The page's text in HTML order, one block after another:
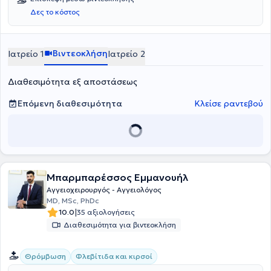
Δες το κόστος
Ιατρείο 1 ΒιντεοκλήσηΙατρείο 2
Διαθεσιμότητα εξ αποστάσεως
Επόμενη διαθεσιμότητα
Κλείσε ραντεβού
Μπαρμπαρέσσος Εμμανουήλ
Αγγειοχειρουργός - Αγγειολόγος
MD, MSc, PhDc
10.0|35 αξιολογήσεις
Διαθεσιμότητα για βιντεοκλήση
Θρόμβωση Φλεβίτιδα και κιρσοί